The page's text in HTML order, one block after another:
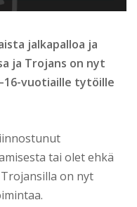
jalkapalloa ja
ja Trojans on nyt
vuotiaille tytöille
tai olet ehkä
on nyt